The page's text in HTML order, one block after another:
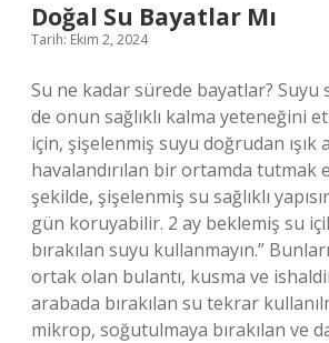
Doğal Su Bayatlar Mı
Tarih: Ekim 2, 2024
Su ne kadar sürede bayatlar? Suyu
de onun sağlıklı kalma yeteneğini
için, şişelenmiş suyu doğrudan ışık
havalandırılan bir ortamda tutmak
şekilde, şişelenmiş su sağlıklı
gün koruyabilir. 2 ay beklemiş su
bırakılan suyu kullanmayın.”
ortak olan bulantı, kusma ve
arabada bırakılan su tekrar
mikrop, soğutulmaya bırakılan ve